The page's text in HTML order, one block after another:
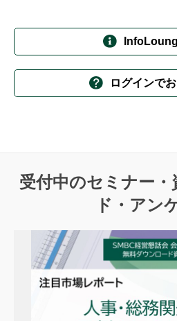
ログインで
受付中のセミナー
ド・アン